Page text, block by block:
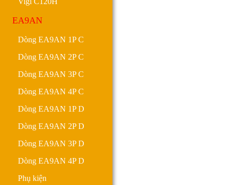
EA9AN
Dòng EA9AN 1P C
Dòng EA9AN 2P C
Dòng EA9AN 3P C
Dòng EA9AN 4P C
Dòng EA9AN 1P D
Dòng EA9AN 2P D
Dòng EA9AN 3P D
Dòng EA9AN 4P D
Phụ kiện